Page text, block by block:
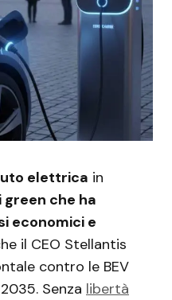
elettrica in
green che ha
economici e
il CEO Stellantis
contro le BEV
Senza libertà